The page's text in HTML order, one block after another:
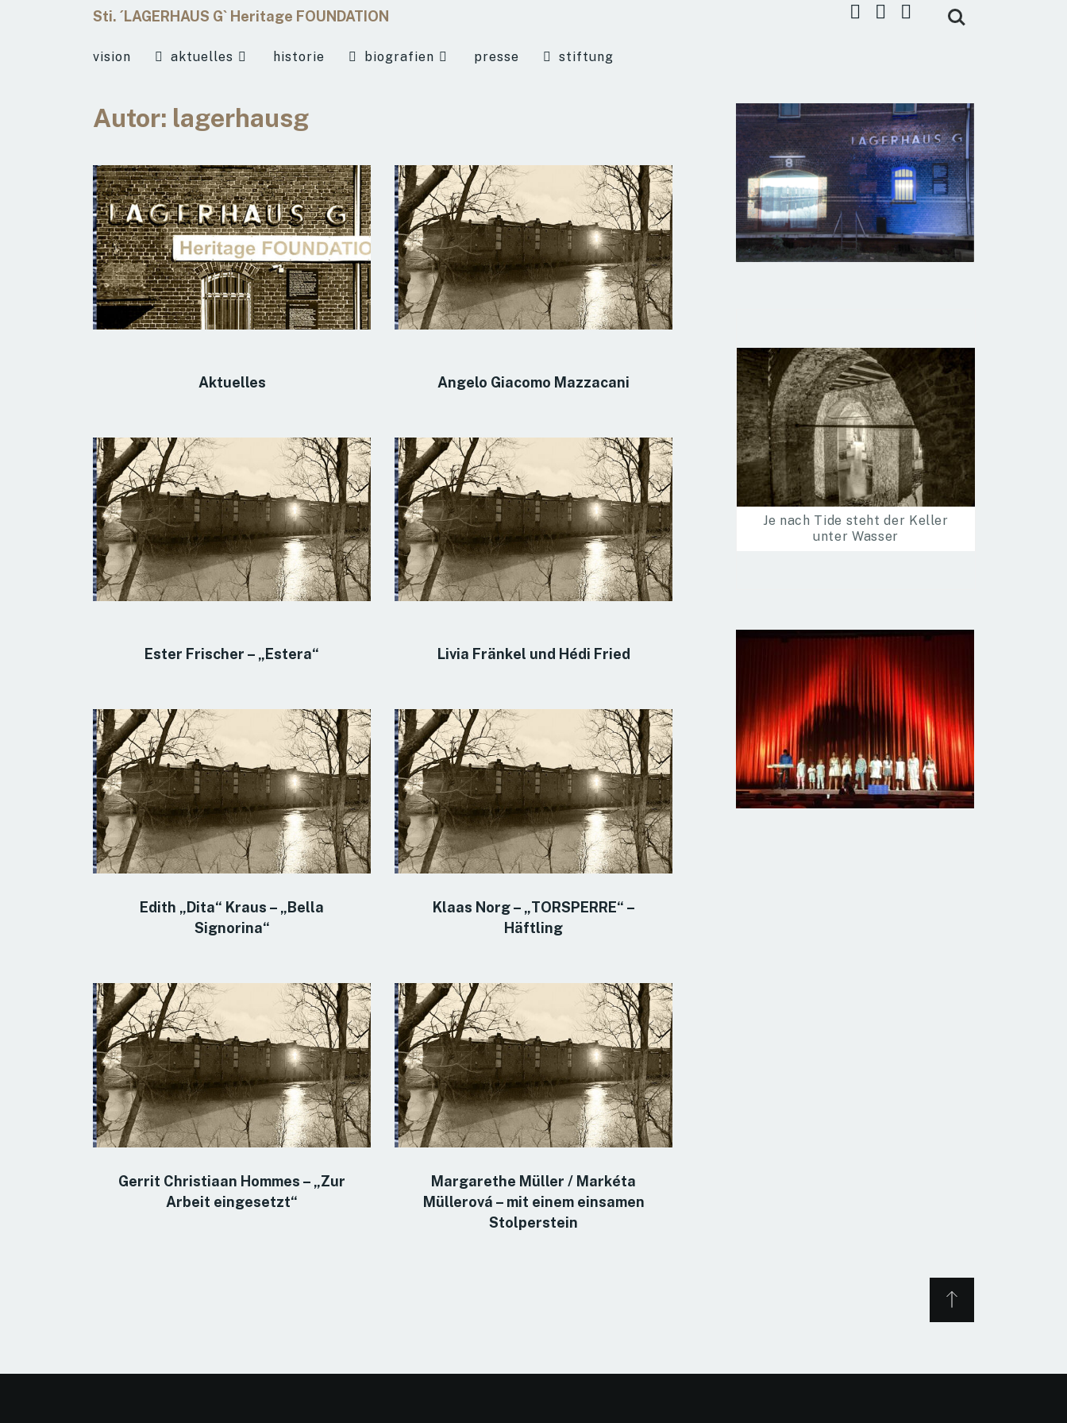
Sti. ´LAGERHAUS G` Heritage FOUNDATION
vision aktuelles historie biografien presse stiftung
Autor: lagerhausg
Aktuelles Angelo Giacomo Mazzacani
Ester Frischer – „Estera“ Livia Fränkel und Hédi Fried
Edith „Dita“ Kraus – „Bella
Signorina“
Klaas Norg – „TORSPERRE“ –
Häftling
Gerrit Christiaan Hommes – „Zur
Arbeit eingesetzt“
Margarethe Müller / Markéta
Müllerová – mit einem einsamen
Stolperstein
Je nach Tide steht der Keller
unter Wasser